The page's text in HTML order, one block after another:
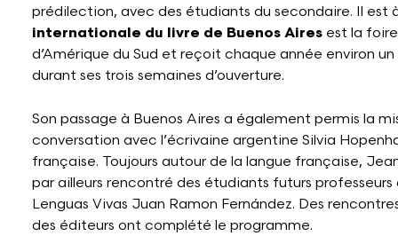
prédilection, avec des étudiants du secondaire. Il est
internationale du livre de Buenos Aires est la
d’Amérique du Sud et reçoit chaque année environ
durant ses trois semaines d’ouverture.
Son passage à Buenos Aires a également permis la
conversation avec l’écrivaine argentine Silvia
française. Toujours autour de la langue française,
par ailleurs rencontré des étudiants futurs professeurs
Lenguas Vivas Juan Ramon Fernández. Des
des éditeurs ont complété le programme.